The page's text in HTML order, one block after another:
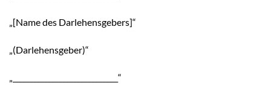
„[Name des Darlehensgebers]“
„(Darlehensgeber)“
„_____________________________“